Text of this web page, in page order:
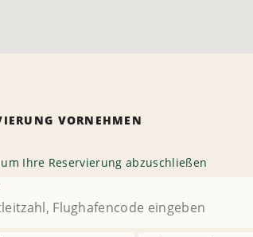
VORNEHMEN
Ihre Reservierung abzuschließen